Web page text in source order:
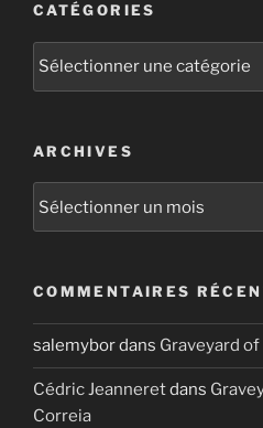
CATÉGORIES
Catégories
ARCHIVES
COMMENTAIRES
salemybordans Graveyard
Cédric Jeanneretdans
Correia